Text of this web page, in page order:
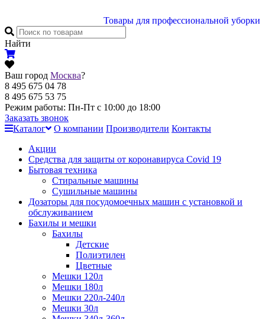
Товары для профессиональной уборки
Найти
Ваш город Москва?
8 495 675 04 78
8 495 675 53 75
Режим работы: Пн-Пт с 10:00 до 18:00
Заказать звонок
Каталог
О компании Производители Контакты
Акции
Cредства для защиты от коронавируса Covid 19
Бытовая техника
Стиральные машины
Сушильные машины
Дозаторы для посудомоечных машин с установкой и
обслуживанием
Бахилы и мешки
Бахилы
Детские
Полиэтилен
Цветные
Мешки 120л
Мешки 180л
Мешки 220л-240л
Мешки 30л